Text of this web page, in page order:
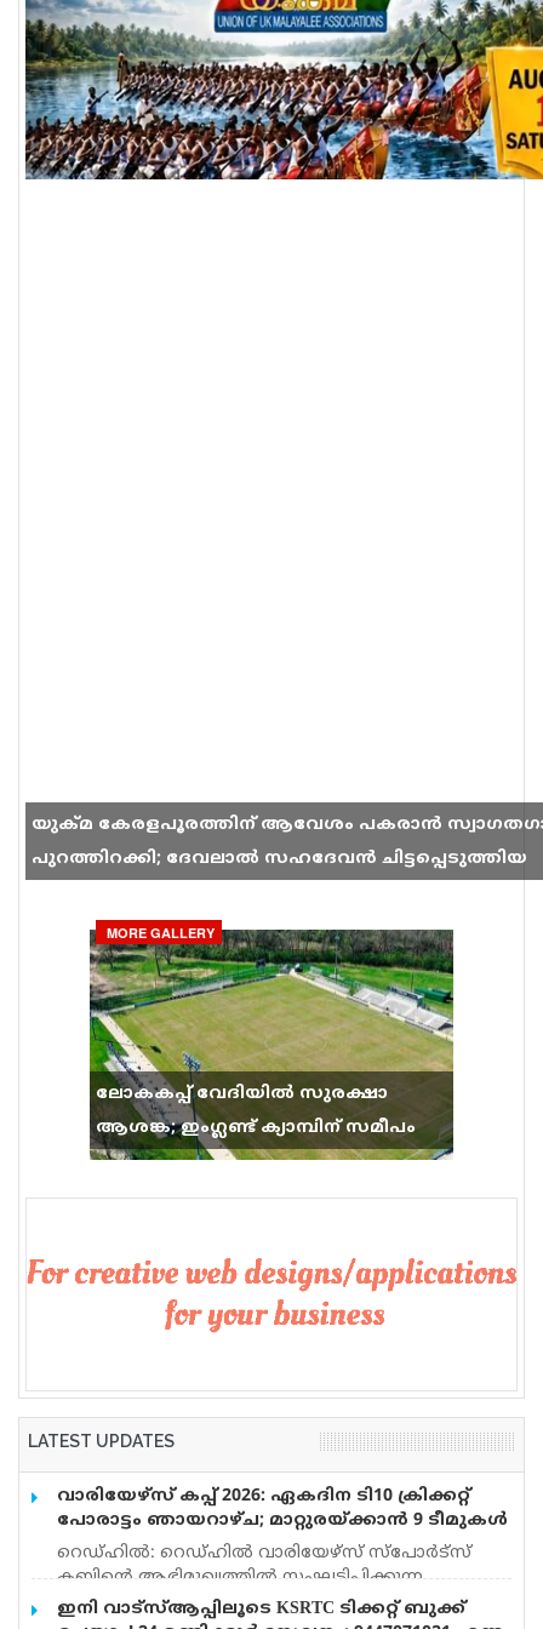
യുക്മ കേരളപൂരത്തിന് ആവേശം പകരാൻ
പുറത്തിറക്കി; ദേവലാൽ സഹദേവൻ ചിട്ടപ്പെടുത്തിയ
MORE GALLERY
ലോകകപ്പ് വേദിയിൽ സുരക്ഷാ
ആശങ്ക; ഇംഗ്ലണ്ട് ക്യാമ്പിന് സമീപം
വെടിവെപ്പ്, 9 പേർക്ക് പരിക്ക്
LATEST UPDATES
വാരിയേഴ്സ് കപ്പ് 2026: ഏകദിന ടി10 ക്രിക്കറ്റ്
പോരാട്ടം ഞായറാഴ്ച; മാറ്റുരയ്ക്കാൻ 9 ടീമുകൾ
റെഡ്ഹിൽ: റെഡ്ഹിൽ വാരിയേഴ്സ് സ്പോർട്സ്
ക്ലബ്ബിന്റെ ആഭിമുഖ്യത്തിൽ സംഘടിപ്പിക്കുന്ന
‘വാരിയേഴ്സ് കപ്പ് 2026’ ഏകദിന ടി10 ക്രിക്കറ്റ്
ഇനി വാട്‌സ്ആപ്പിലൂടെ KSRTC ടിക്കറ്റ് ബുക്ക്